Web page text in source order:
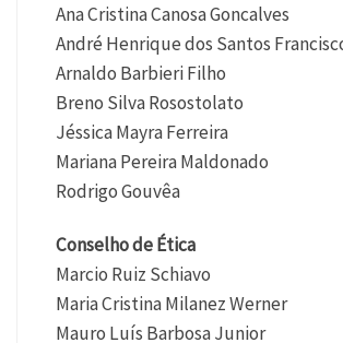
Ana Cristina Canosa Goncalves
André Henrique dos Santos
Arnaldo Barbieri Filho
Breno Silva Rosostolato
Jéssica Mayra Ferreira
Mariana Pereira Maldonado
Rodrigo Gouvêa
Conselho de Ética
Marcio Ruiz Schiavo
Maria Cristina Milanez Werner
Mauro Luís Barbosa Junior